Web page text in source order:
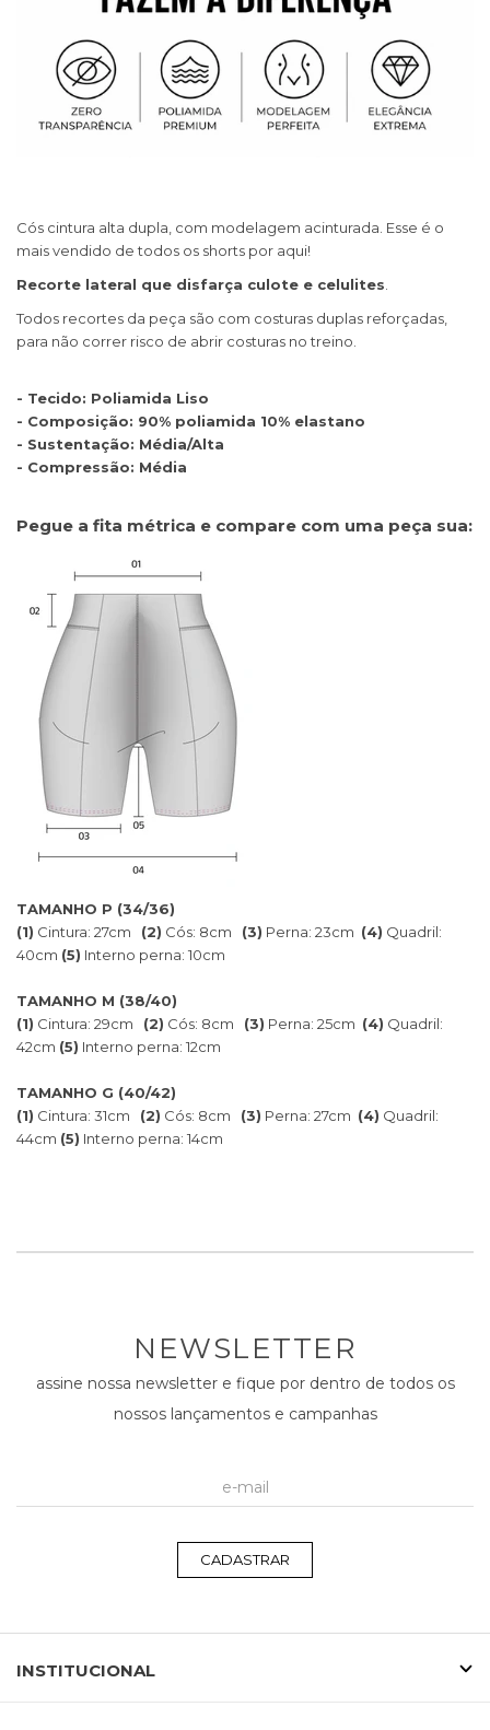
Cós cintura alta dupla, com modelagem acinturada. Esse é o
mais vendido de todos os shorts por aqui!
Recorte lateral que disfarça culote e celulites.
Todos recortes da peça são com costuras duplas reforçadas,
para não correr risco de abrir costuras no treino.
- Tecido: Poliamida Liso
- Composição: 90% poliamida 10% elastano
- Sustentação: Média/Alta
- Compressão: Média
Pegue a fita métrica e compare com uma peça sua:
TAMANHO P (34/36)
(1) Cintura: 27cm (2) Cós: 8cm (3) Perna: 23cm (4) Quadril:
40cm (5) Interno perna: 10cm
TAMANHO M (38/40)
(1) Cintura: 29cm (2) Cós: 8cm (3) Perna: 25cm (4) Quadril:
42cm (5) Interno perna: 12cm
TAMANHO G (40/42)
(1) Cintura: 31cm (2) Cós: 8cm (3) Perna: 27cm (4) Quadril:
44cm (5) Interno perna: 14cm
NEWSLETTER
assine nossa newsletter e fique por dentro de todos os
nossos lançamentos e campanhas
CADASTRAR
INSTITUCIONAL